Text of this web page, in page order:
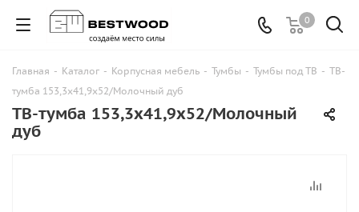
0
Главная - Каталог - Корпусная мебель - Тумбы - Тумбы под ТВ - ТВ-
тумба 153,3х41,9х52/Молочный дуб
ТВ-тумба 153,3х41,9х52/Молочный
дуб